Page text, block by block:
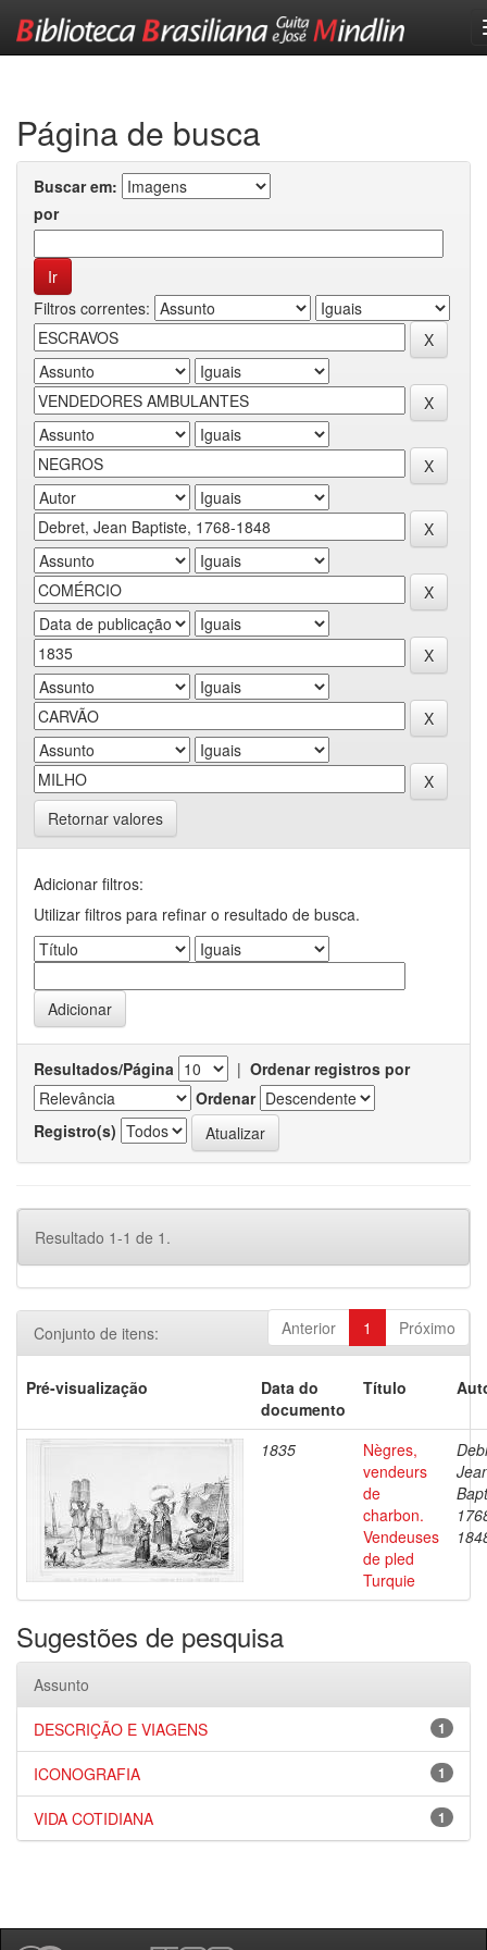
Página de busca
Buscar em:
por
Filtros correntes:
Retornar valores
Adicionar filtros:
Utilizar filtros para refinar o resultado de busca.
Resultados/Página | Ordenar registros por
Ordenar
Registro(s)
Resultado 1-1 de 1.
Anterior 1 Próximo
Conjunto de itens:
Pré-visualização
Data do
documento
Título
1835
Nègres,
vendeurs
de
charbon.
Vendeuses
de pled
Turquie
Sugestões de pesquisa
Assunto
1
DESCRIÇÃO E VIAGENS
1
ICONOGRAFIA
1
VIDA COTIDIANA